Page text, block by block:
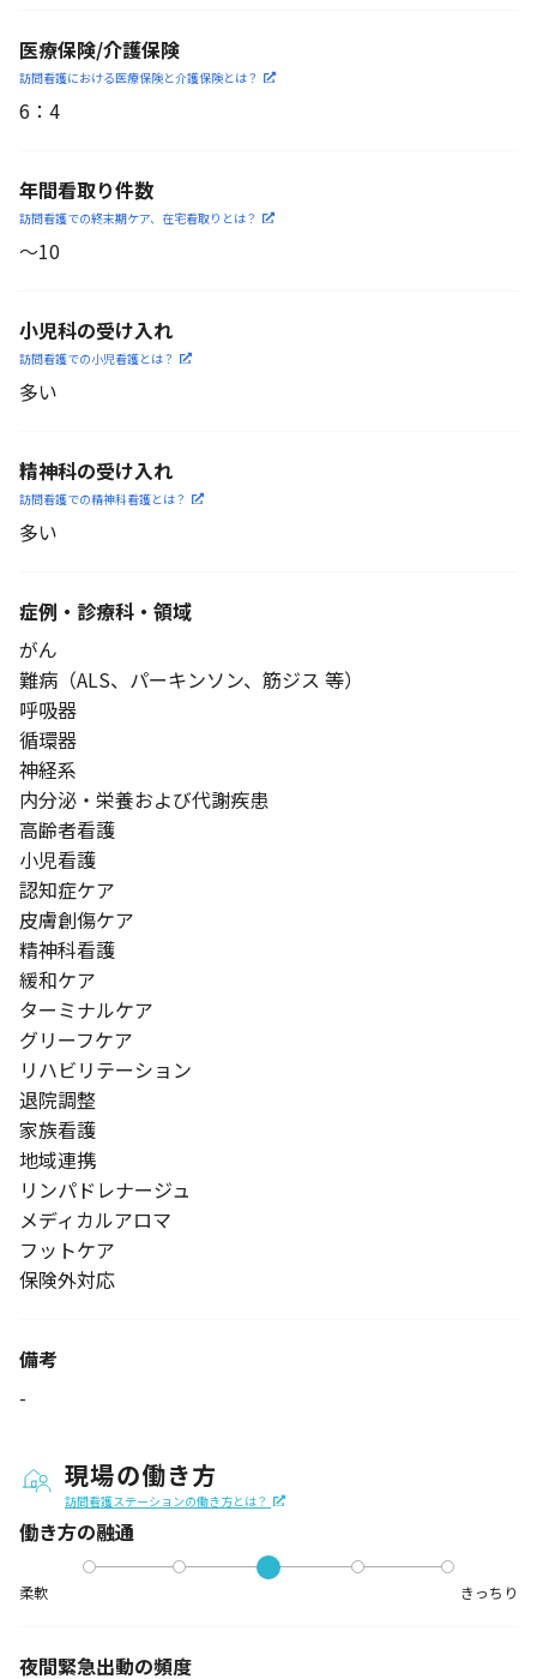
医療保険/介護保険
訪問看護における医療保険と介護保険とは？
6 ： 4
年間看取り件数
訪問看護での終末期ケア、 在宅看取りとは？
〜10
小児科の受け入れ
訪問看護での小児看護とは？
多い
精神科の受け入れ
訪問看護での精神科看護とは？
多い
症例・診療科・ 領域
がん
難病（ALS、パーキンソン、筋ジス 等）
呼吸器
循環器
神経系
内分泌・栄養および代謝疾患
高齢者看護
小児看護
認知症ケア
皮膚創傷ケア
精神科看護
緩和ケア
ターミナルケア
グリーフケア
リハビリテーション
退院調整
家族看護
地域連携
リンパドレナージュ
メディカルアロマ
フットケア
保険外対応
備考
-
現場の働き方
訪問看護ステーションの働き方とは？
働き方の融通
柔軟 きっちり
夜間緊急出動の頻度